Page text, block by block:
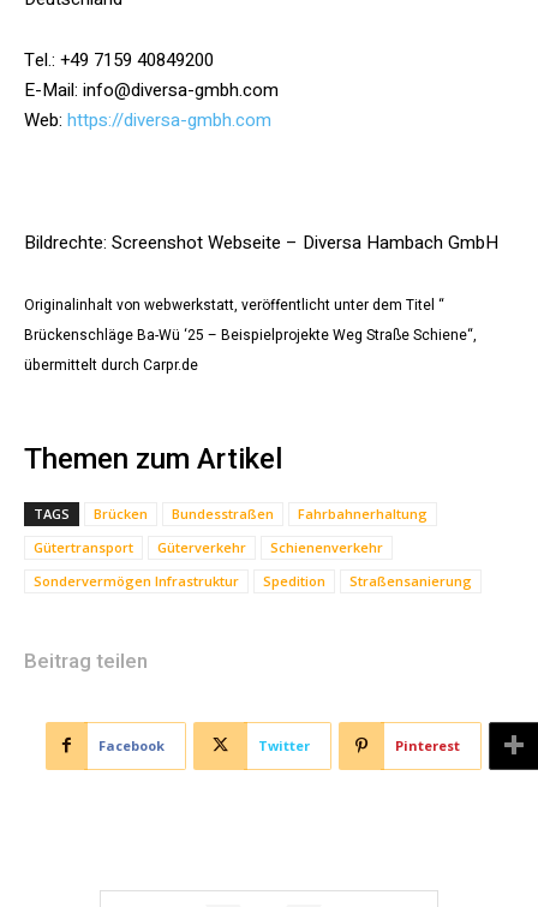
Tel.: +49 7159 40849200
E-Mail: info@diversa-gmbh.com
Web: https://diversa-gmbh.com
Bildrechte: Screenshot Webseite – Diversa Hambach GmbH
Originalinhalt von webwerkstatt, veröffentlicht unter dem Titel “
Brückenschläge Ba-Wü ‘25 – Beispielprojekte Weg Straße Schiene“,
übermittelt durch Carpr.de
Themen zum Artikel
TAGS Brücken Bundesstraßen
Fahrbahnerhaltung
Gütertransport
Güterverkehr
Schienenverkehr
Sondervermögen Infrastruktur
Spedition Straßensanierung
Beitrag teilen
Facebook Twitter Pinterest